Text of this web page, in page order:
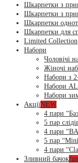
Шкарпетки з
Шкарпетки з
Шкарпетки
Шкарпетки для
Limited Collection
Набори
Чоловічі
Жіночі
Набори з
Набори
Набори
АкціїNEW
4 пари
5 пар
4 пари
5 пар
4 пари
Зливний бачок